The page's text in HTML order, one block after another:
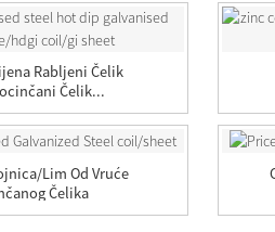
Rabljeni Čelik
Čelik...
lim Od Vruće
Čelika